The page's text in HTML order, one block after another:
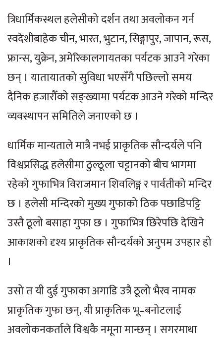
त्रिधार्मिकस्थल हलेसीको दर्शन तथा अवलोकन गर्न
स्वदेशीबाहेक चीन, भारत, भुटान, सिङ्गापुर, जापान, रूस,
फ्रान्स, युक्रेन, अमेरिकालगायतका पर्यटक आउने गरेका
छन् । यातायातको सुविधा भएसँगै पछिल्लो समय
दैनिक हजारौँको सङ्ख्यामा पर्यटक आउने गरेको मन्दिर
व्यवस्थापन समितिले जनाएको छ ।
धार्मिक मान्यताले मात्रै नभई प्राकृतिक सौन्दर्यले पनि
विश्वप्रसिद्ध हलेसीमा ठुल्ठूला चट्टानको बीच भागमा
रहेको गुफाभित्र विराजमान शिवलिङ्ग र पार्वतीको मन्दिर
छ । हलेसी मन्दिरको मुख्य गुफाको ठिक पछाडिपट्टि
उस्तै ठूलो बसाहा गुफा छ । गुफाभित्र छिरेपछि देखिने
आकाशको दृश्य प्राकृतिक सौन्दर्यको अनुपम उपहार हो
।
उसो त यी दुई गुफाका अगाडि उत्रै ठूलो भैरव नामक
प्राकृतिक गुफा छन्, यी प्राकृतिक भू–बनोटलाई
अवलोकनकर्ताले विश्वकै नमूना मान्छन् । सगरमाथा